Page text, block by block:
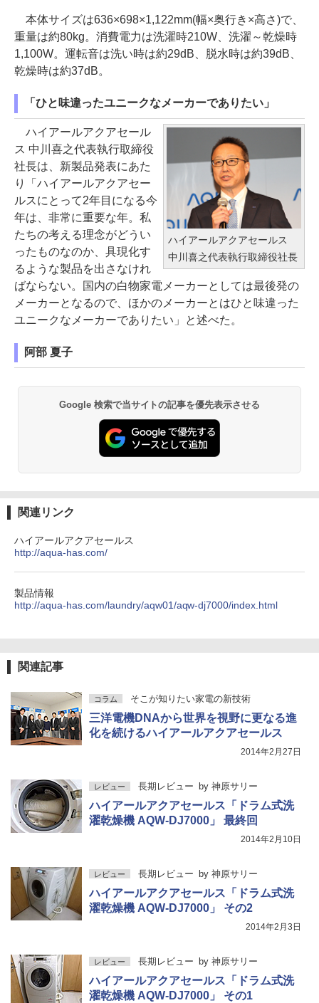
本体サイズは636×698×1,122mm(幅×奥行き×高さ)で、
重量は約80kg。消費電力は洗濯時210W、洗濯～乾燥時
1,100W。運転音は洗い時は約29dB、脱水時は約39dB、
乾燥時は約37dB。
「ひと味違ったユニークなメーカーでありたい」
ハイアールアクアセールス
中川喜之代表執行取締役社長
ハイアールアクアセール
ス 中川喜之代表執行取締役
社長は、新製品発表にあた
り「ハイアールアクアセー
ルスにとって2年目になる今
年は、非常に重要な年。私
たちの考える理念がどうい
ったものなのか、具現化す
るような製品を出さなけれ
ばならない。国内の白物家電メーカーとしては最後発の
メーカーとなるので、ほかのメーカーとはひと味違った
ユニークなメーカーでありたい」と述べた。
阿部 夏子
Google 検索で当サイトの記事を優先表示させる
関連リンク
ハイアールアクアセールス
http://aqua-has.com/
製品情報
http://aqua-has.com/laundry/aqw01/aqw-dj7000/index.html
関連記事
コラム そこが知りたい家電の新技術
三洋電機DNAから世界を視野に更なる進
化を続けるハイアールアクアセールス
2014年2月27日
レビュー 長期レビュー by 神原サリー
ハイアールアクアセールス「ドラム式洗
濯乾燥機 AQW-DJ7000」 最終回
2014年2月10日
レビュー 長期レビュー by 神原サリー
ハイアールアクアセールス「ドラム式洗
濯乾燥機 AQW-DJ7000」 その2
2014年2月3日
レビュー 長期レビュー by 神原サリー
ハイアールアクアセールス「ドラム式洗
濯乾燥機 AQW-DJ7000」 その1